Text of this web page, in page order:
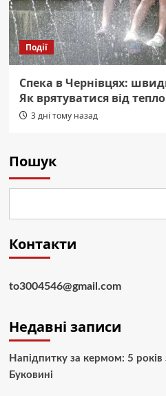
Події
Спека в Чернівцях:
Як врятуватися від
3 дні тому назад
Пошук
Контакти
to3004546@gmail.com
Недавні записи
Напідпитку за кермом: 5
Буковині